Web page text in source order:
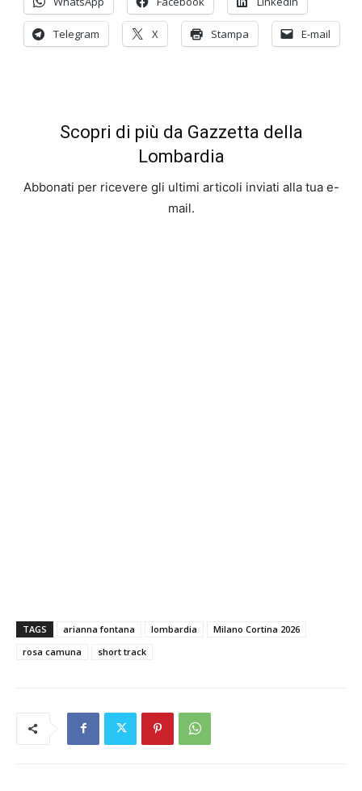
Telegram X Stampa E-mail
Scopri di più da Gazzetta della
Lombardia
Abbonati per ricevere gli ultimi articoli inviati alla tua e-
mail.
TAGS arianna fontana lombardia
Milano Cortina 2026
rosa camuna
short track